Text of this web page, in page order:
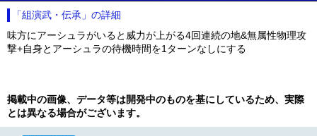
「組演武・伝承」の詳細
味方にアーシュラがいると威力が上がる4回連続の地&無属性物理攻
撃+自身とアーシュラの待機時間を1ターンなしにする
掲載中の画像、データ等は開発中のものを基にしているため、実際
とは異なる場合がございます。